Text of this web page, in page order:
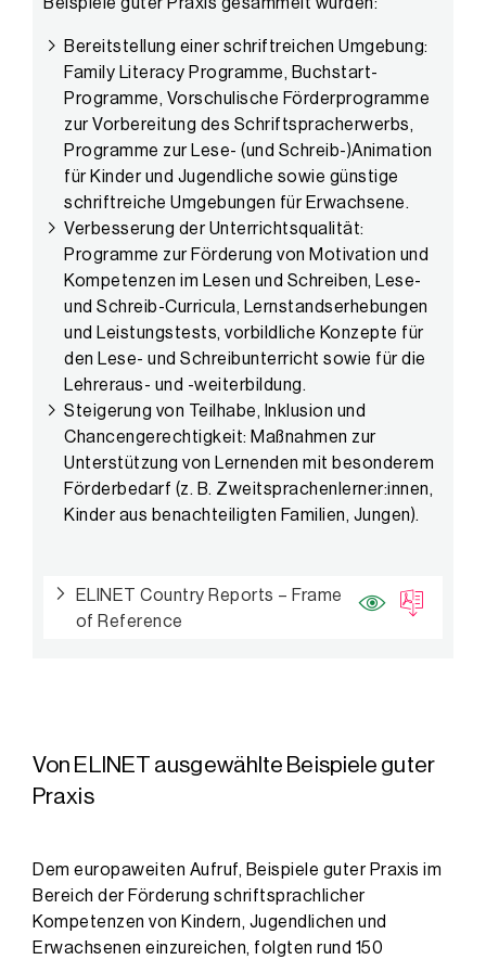
Bereitstellung einer schriftreichen Umgebung:
Family Literacy Programme, Buchstart-
Programme, Vorschulische Förderprogramme
zur Vorbereitung des Schriftspracherwerbs,
Programme zur Lese- (und Schreib-)Animation
für Kinder und Jugendliche sowie günstige
schriftreiche Umgebungen für Erwachsene.
Verbesserung der Unterrichtsqualität:
Programme zur Förderung von Motivation und
Kompetenzen im Lesen und Schreiben, Lese-
und Schreib-Curricula, Lernstandserhebungen
und Leistungstests, vorbildliche Konzepte für
den Lese- und Schreibunterricht sowie für die
Lehreraus- und -weiterbildung.
Steigerung von Teilhabe, Inklusion und
Chancengerechtigkeit: Maßnahmen zur
Unterstützung von Lernenden mit besonderem
Förderbedarf (z. B. Zweitsprachenlerner:innen,
Kinder aus benachteiligten Familien, Jungen).
ELINET Country Reports – Frame
of Reference
Von ELINET ausgewählte Beispiele guter
Praxis
Dem europaweiten Aufruf, Beispiele guter Praxis im
Bereich der Förderung schriftsprachlicher
Kompetenzen von Kindern, Jugendlichen und
Erwachsenen einzureichen, folgten rund 150